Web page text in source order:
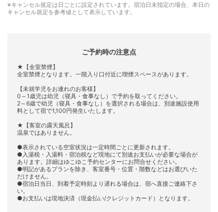
※キャンセル規定は日ごとに設定されています。宿泊日未指定の場合、本日の
キャンセル規定を参考値として表示しています。
ご予約時の注意点
★【全室禁煙】
全室禁煙となります。一階入り口付近に喫煙スペースがあります。
【未就学児をお連れのお客様】
0～1歳児は幼児（寝具・食事なし）で予約を取ってください。
2～6歳で幼児（寝具・食事なし）を選択される場合は、別途施設使用
料として宿で1,100円発生いたします。
★【客室の露天風呂】
温泉ではありません。
●表示されている空室状況は一定時間ごとに更新されます。
●入湯税・入湯料・宿泊税など現地にて別途お支払いが必要な場合が
あります。詳細はゆこゆこ予約センターにお問合せください。
●明記があるプランを除き、客室番号・位置・階数などはお選びいた
だけません。
●宿泊日当日、到着予定時刻より遅れる場合は、宿へ直接ご連絡下さ
い。
●お支払いは現地決済（現金払い/クレジットカード）となります。